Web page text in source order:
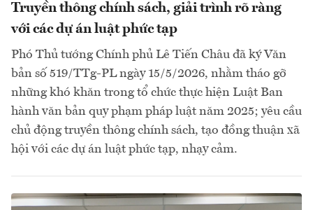
Truyền thông chính sách, giải trình rõ ràng
với các dự án luật phức tạp
Phó Thủ tướng Chính phủ Lê Tiến Châu đã ký Văn
bản số 519/TTg-PL ngày 15/5/2026, nhằm tháo gỡ
những khó khăn trong tổ chức thực hiện Luật Ban
hành văn bản quy phạm pháp luật năm 2025; yêu cầu
chủ động truyền thông chính sách, tạo đồng thuận xã
hội với các dự án luật phức tạp, nhạy cảm.